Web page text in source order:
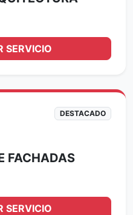
SERVICIO
DESTACADO
FACHADAS
SERVICIO